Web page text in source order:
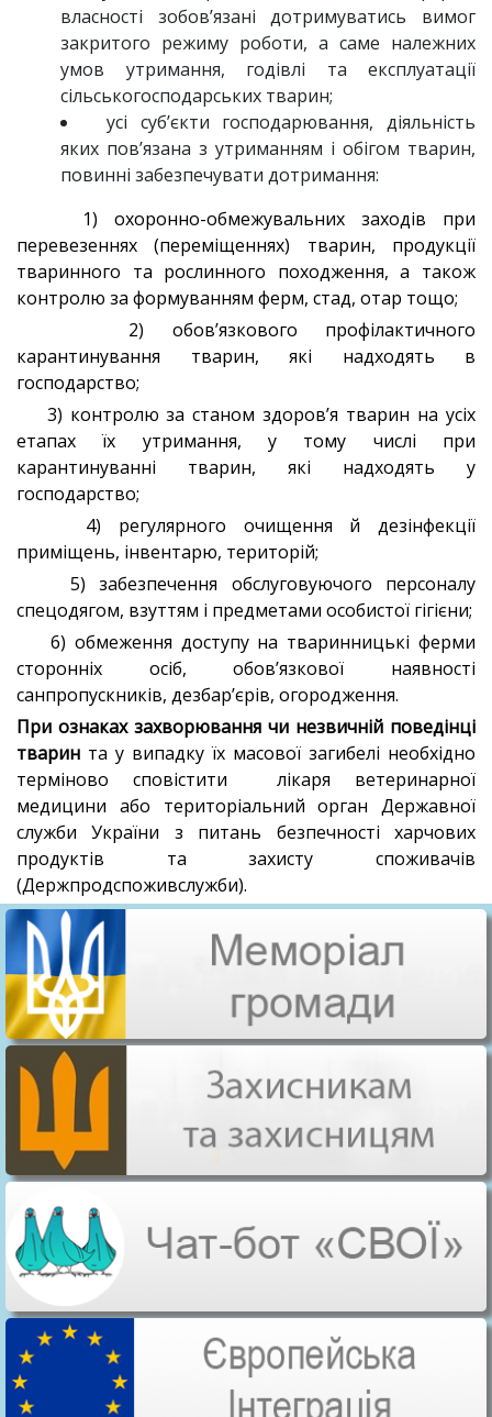
власності зобов’язані дотримуватись вимог
закритого режиму роботи, а саме належних
умов утримання, годівлі та експлуатації
сільськогосподарських тварин;
усі суб’єкти господарювання, діяльність
яких пов’язана з утриманням і обігом тварин,
повинні забезпечувати дотримання:
1) охоронно-обмежувальних заходів при
перевезеннях (переміщеннях) тварин, продукції
тваринного та рослинного походження, а також
контролю за формуванням ферм, стад, отар тощо;
2) обов’язкового профілактичного
карантинування тварин, які надходять в
господарство;
3) контролю за станом здоров’я тварин на усіх
етапах їх утримання, у тому числі при
карантинуванні тварин, які надходять у
господарство;
4) регулярного очищення й дезінфекції
приміщень, інвентарю, територій;
5) забезпечення обслуговуючого персоналу
спецодягом, взуттям і предметами особистої гігієни;
6) обмеження доступу на тваринницькі ферми
сторонніх осіб, обов’язкової наявності
санпропускників, дезбар’єрів, огородження.
При ознаках захворювання чи незвичній поведінці
тварин та у випадку їх масової загибелі необхідно
терміново сповістити лікаря ветеринарної
медицини або територіальний орган Державної
служби України з питань безпечності харчових
продуктів та захисту споживачів
(Держпродспоживслужби).